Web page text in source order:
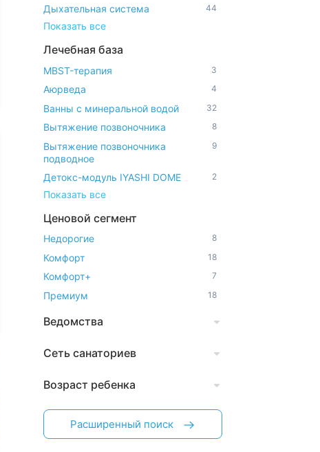
Дыхательная система 44
Показать все
Лечебная база
MBST-терапия 3
Аюрведа 4
Ванны с минеральной водой 32
Вытяжение позвоночника 8
Вытяжение позвоночника
подводное
9
Детокс-модуль IYASHI DOME 2
Показать все
Ценовой сегмент
Недорогие 8
Комфорт 18
Комфорт+ 7
Премиум 18
Ведомства
Сеть санаториев
Возраст ребенка
Расширенный поиск